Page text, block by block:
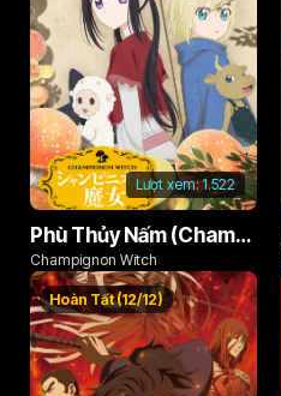
Lượt xem:1.522
Phù Thủy Nấm (Champignon no Majo)
Champignon Witch
Hoàn Tất (12/12)